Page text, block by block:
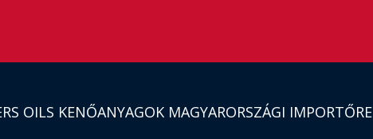
OILS KENŐANYAGOK MAGYARORSZÁGI IMPORTŐRE